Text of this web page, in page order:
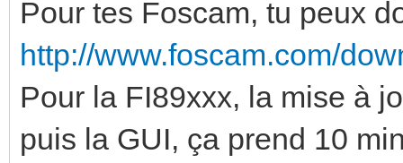
Pour tes Foscam, tu peux
http://www.foscam.com/
Pour la FI89xxx, la mise à
puis la GUI, ça prend 10